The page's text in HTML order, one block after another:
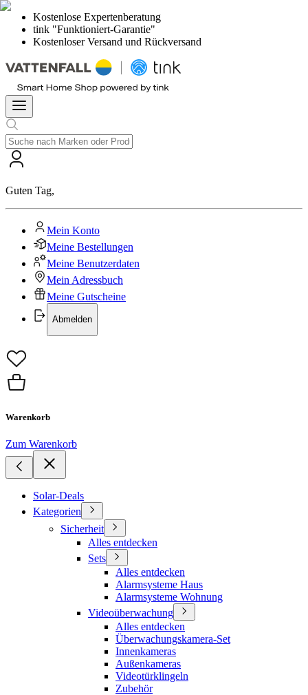
Kostenlose Expertenberatung
tink "Funktioniert-Garantie"
Kostenloser Versand und Rückversand
Guten Tag,
Mein Konto
Meine Bestellungen
Meine Benutzerdaten
Mein Adressbuch
Meine Gutscheine
Abmelden
Warenkorb
Zum Warenkorb
Solar-Deals
Kategorien
Sicherheit
Alles entdecken
Sets
Alles entdecken
Alarmsysteme Haus
Alarmsysteme Wohnung
Videoüberwachung
Alles entdecken
Überwachungskamera-Set
Innenkameras
Außenkameras
Videotürklingeln
Zubehör